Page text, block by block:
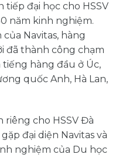
đại học cho HSSV
năm kinh nghiệm.
Navitas, hàng
đã thành công chạm
hàng đầu ở Úc,
quốc Anh, Hà Lan,
riêng cho HSSV Đà
đại diện Navitas và
nghiệm của Du học